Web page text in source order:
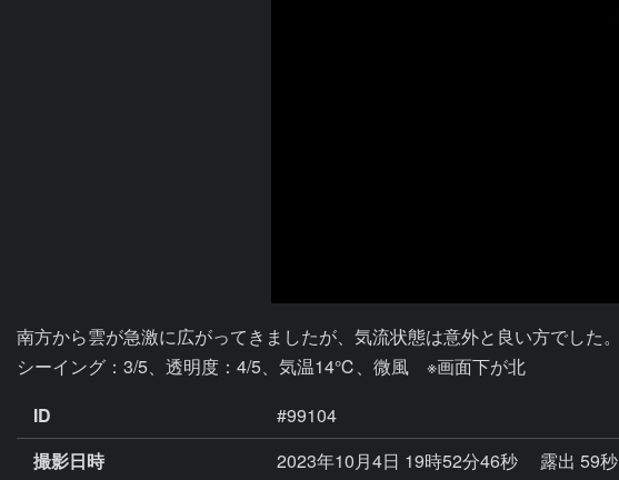
南方から雲が急激に広がってきましたが、気流状態は意外と良い方でした。
シーイング：3/5、透明度：4/5、気温14℃、微風　※画面下が北
ID
#99104
撮影日時
2023年10月4日 19時52分46秒
露出 59秒